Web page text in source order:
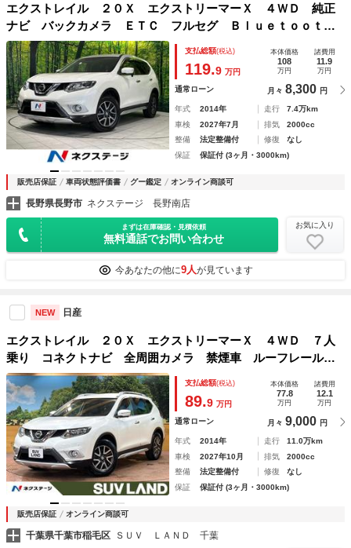
エクストレイル ２０Ｘ エクストリーマーＸ ４ＷＤ 純正
ナビ バックカメラ ＥＴＣ フルセグ Ｂｌｕｅｔｏｏｔ
ｈ ＬＥＤヘッド デュアルオートエアコン オートライト
スマートキー プッシュスタート アイドリングストップ 横
滑り防止装置
支払総額(税込)
119.9 万円
本体価格
108
万円
諸費用
11.9
万円
通常ローン 月々 8,300 円
年式 2014年 走行
7.4万km
車検
2027年7月 排気
2000cc
整備
法定整備付 修復
なし
保証
保証付 (3ヶ月・3000km)
販売店保証 車両状態評価書 グー鑑定 オンライン商談可
長野県長野市 ネクステージ 長野南店
まずは在庫確認・見積依頼
無料通話でお問い合わせ
お気に入り
今あなたの他に9人が見ています
NEW 日産
エクストレイル ２０Ｘ エクストリーマーＸ ４ＷＤ ７人
乗り コネクトナビ 全周囲カメラ 禁煙車 ルーフレール
シートヒーター クリアランスソナー クルコン ＥＴＣ 純
正１７インチアルミ オートライト デュアルエアコン フル
セグＴＶ
支払総額(税込)
89.9 万円
本体価格
77.8
万円
諸費用
12.1
万円
通常ローン 月々 9,000 円
年式 2014年 走行
11.0万km
車検
2027年10月 排気
2000cc
整備
法定整備付 修復
なし
保証
保証付 (3ヶ月・3000km)
販売店保証 オンライン商談可
千葉県千葉市稲毛区 ＳＵＶ ＬＡＮＤ 千葉